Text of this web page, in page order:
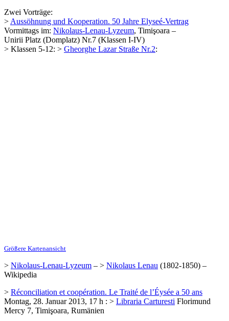
Zwei Vorträge:
>Aussöhnung und Kooperation. 50 Jahre Elyseé-Vertrag
Vormittags im: Nikolaus-Lenau-Lyzeum, Timişoara –
Unirii Platz (Domplatz) Nr.7 (Klassen I-IV)
> Klassen 5-12: > Gheorghe Lazar Straße Nr.2:
Größere Kartenansicht
> Nikolaus-Lenau-Lyzeum – > Nikolaus Lenau (1802-1850) –
Wikipedia
> Réconciliation et coopération. Le Traité de l’Éysée a 50 ans
Montag, 28. Januar 2013, 17 h : > Libraria Carturesti Florimund
Mercy 7, Timişoara, Rumänien